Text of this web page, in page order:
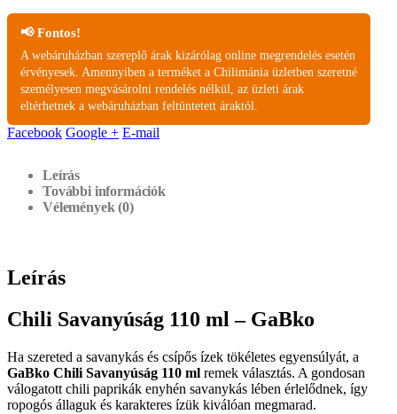
📢 Fontos!
A webáruházban szereplő árak kizárólag online megrendelés esetén
érvényesek. Amennyiben a terméket a Chilimánia üzletben szeretné
személyesen megvásárolni rendelés nélkül, az üzleti árak
eltérhetnek a webáruházban feltüntetett áraktól.
Facebook Google + E-mail
Leírás
További információk
Vélemények (0)
Leírás
Chili Savanyúság 110 ml – GaBko
Ha szereted a savanykás és csípős ízek tökéletes egyensúlyát, a
GaBko Chili Savanyúság 110 ml remek választás. A gondosan
válogatott chili paprikák enyhén savanykás lében érlelődnek, így
ropogós állaguk és karakteres ízük kiválóan megmarad.